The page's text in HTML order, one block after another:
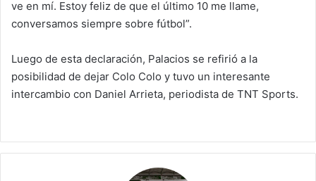
ve en mí. Estoy feliz de que el último 10 me llame,
conversamos siempre sobre fútbol”.
Luego de esta declaración, Palacios se refirió a la
posibilidad de dejar Colo Colo y tuvo un interesante
intercambio con Daniel Arrieta, periodista de TNT Sports.